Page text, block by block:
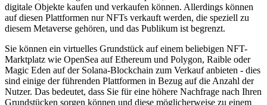
digitale Objekte kaufen und verkaufen können. Allerdings können
auf diesen Plattformen nur NFTs verkauft werden, die speziell zu
diesem Metaverse gehören, und das Publikum ist begrenzt.
Sie können ein virtuelles Grundstück auf einem beliebigen NFT-
Marktplatz wie OpenSea auf Ethereum und Polygon, Raible oder
Magic Eden auf der Solana-Blockchain zum Verkauf anbieten - dies
sind einige der führenden Plattformen in Bezug auf die Anzahl der
Nutzer. Das bedeutet, dass Sie für eine höhere Nachfrage nach Ihren
Grundstücken sorgen können und diese möglicherweise zu einem